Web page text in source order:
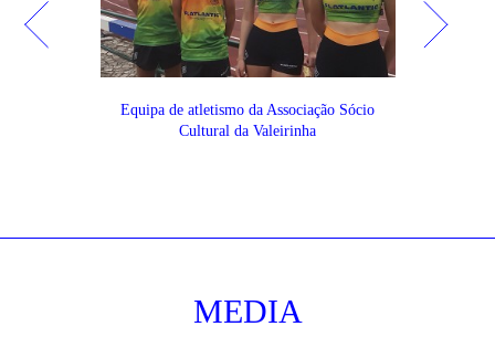
Equipa de atletismo da Associação Sócio
Cultural da Valeirinha
MEDIA